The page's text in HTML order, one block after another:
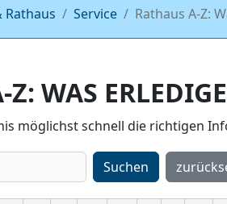
Rathaus Service Rathaus A-Z:
Z: WAS
möglichst schnell die richtigen
Suchen